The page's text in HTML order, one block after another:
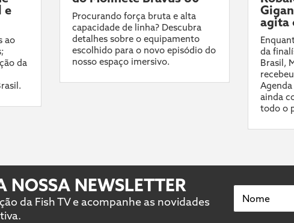
e
ao
da
Procurando força bruta e alta
capacidade de linha? Descubra
detalhes sobre o equipamento
escolhido para o novo episódio do
nosso espaço imersivo.
agita
da
Brasil,
ainda
todo o
NOSSA NEWSLETTER
da Fish TV e acompanhe as novidades
Nome